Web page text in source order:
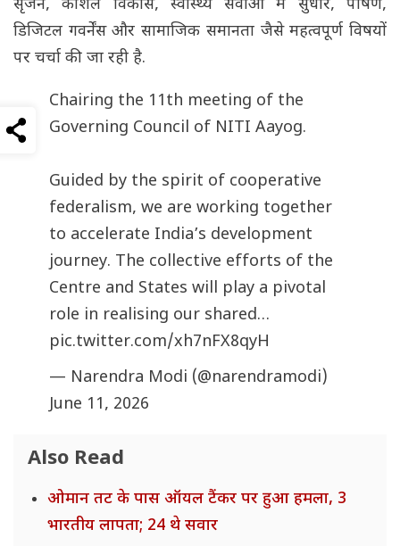
सृजन, कौशल विकास, स्वास्थ्य सेवाओं में सुधार, पोषण,
डिजिटल गवर्नेंस और सामाजिक समानता जैसे महत्वपूर्ण विषयों
पर चर्चा की जा रही है.
Chairing the 11th meeting of the
Governing Council of NITI Aayog.
Guided by the spirit of cooperative
federalism, we are working together
to accelerate India’s development
journey. The collective efforts of the
Centre and States will play a pivotal
role in realising our shared…
pic.twitter.com/xh7nFX8qyH
— Narendra Modi (@narendramodi)
June 11, 2026
Also Read
ओमान तट के पास ऑयल टैंकर पर हुआ हमला, 3
भारतीय लापता; 24 थे सवार